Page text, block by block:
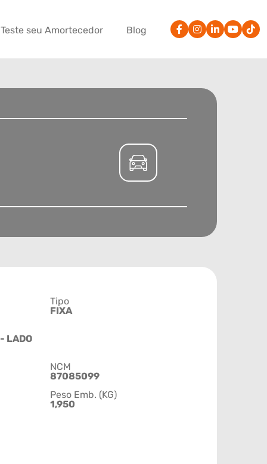
Teste seu Amortecedor Blog
Tipo
FIXA
LADO
NCM
87085099
Peso Emb. (KG)
1,950